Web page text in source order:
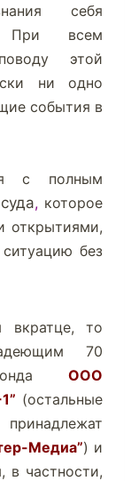
себя
При всем
этой
ни одно
события в
с полным
,которое
открытиями,
без
вкратце, то
70
ООО
(остальные
Медиа”) и
в частности,